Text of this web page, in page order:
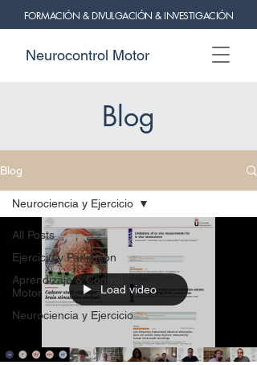
FORMACIÓN & DIVULGACIÓN & INVESTIGACIÓN
Neurocontrol Motor
Blog
Blog
All Posts
Ejercicio y Parkinson
Aprendizaje & Control
Motor
Neurociencia y Ejercicio
Neurociencia y Ejercicio
Load video